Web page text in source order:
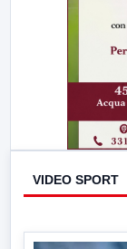
VIDEO SPORT